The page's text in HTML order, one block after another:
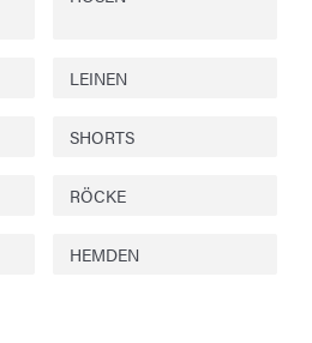
LEINEN
SHORTS
RÖCKE
HEMDEN